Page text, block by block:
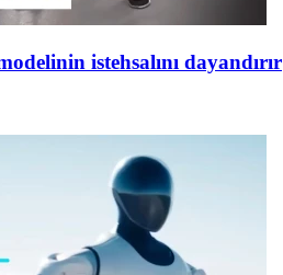
istehsalını dayandırır